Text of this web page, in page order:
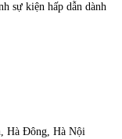
sự kiện hấp dẫn dành
Hà Đông, Hà Nội